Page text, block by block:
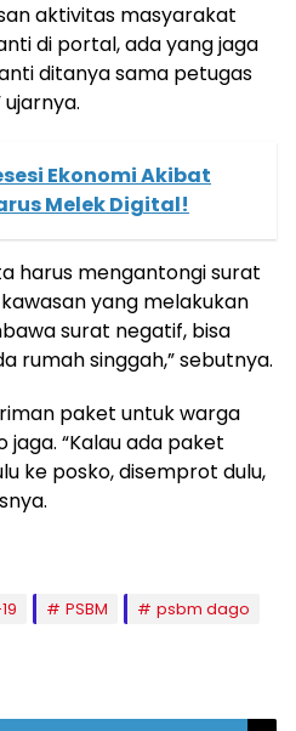
aktivitas masyarakat
di portal, ada yang jaga
ditanya sama petugas
ujarnya.
Ekonomi Akibat
Melek Digital!
harus mengantongi surat
yang melakukan
surat negatif, bisa
rumah singgah,” sebutnya.
paket untuk warga
jaga. “Kalau ada paket
ke posko, disemprot dulu,
PSBM
psbm dago